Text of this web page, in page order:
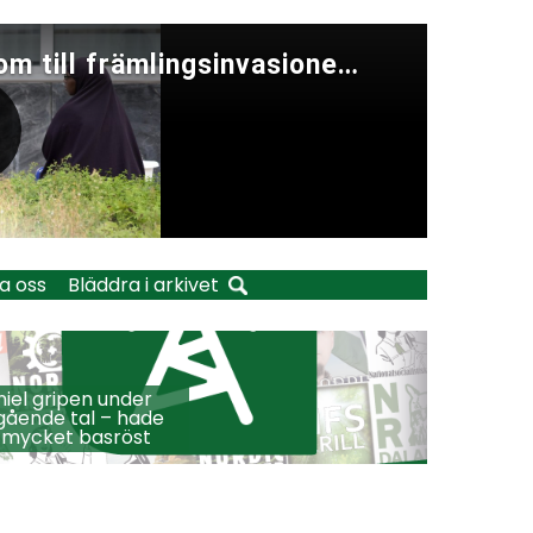
oss Bläddra i arkivet
gripen under
tal – hade
basröst